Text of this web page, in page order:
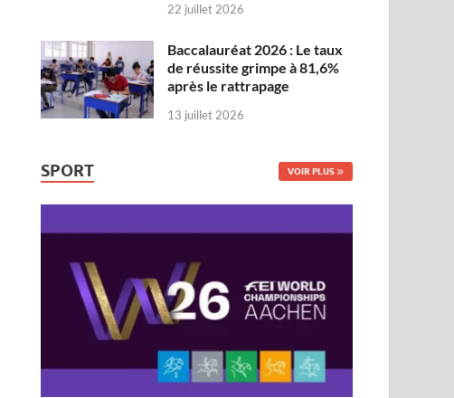
22 juillet 2026
Baccalauréat 2026 : Le taux
de réussite grimpe à 81,6%
après le rattrapage
13 juillet 2026
SPORT VOIR PLUS